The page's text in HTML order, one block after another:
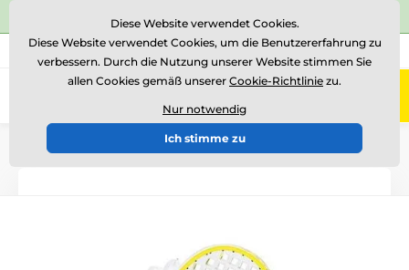
⭐Siehe 504 verifizierte Bewertungen auf
Rufen Sie uns an (Mo-Fr 15-18) +43 676 361 37 22
0
Einführung Acryltrophäen ACUTN001
Diese Website verwendet Cookies.
Diese Website verwendet Cookies, um die Benutzererfahrung zu
verbessern. Durch die Nutzung unserer Website stimmen Sie
allen Cookies gemäß unserer Cookie-Richtlinie zu.
Nur notwendig
Ich stimme zu